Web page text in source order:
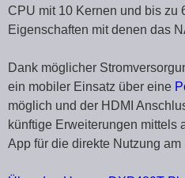
CPU mit 10 Kernen und bis zu
Eigenschaften mit denen das
Dank möglicher
ein mobiler Einsatz über eine
möglich und der HDMI
künftige Erweiterungen mittels
App für die direkte Nutzung am